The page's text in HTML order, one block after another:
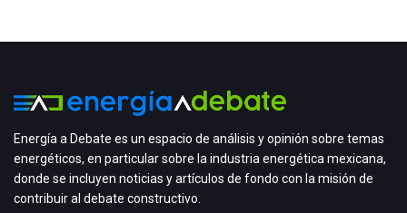
Energía a Debate es un espacio de análisis y opinión sobre temas
energéticos, en particular sobre la industria energética mexicana,
donde se incluyen noticias y artículos de fondo con la misión de
contribuir al debate constructivo.